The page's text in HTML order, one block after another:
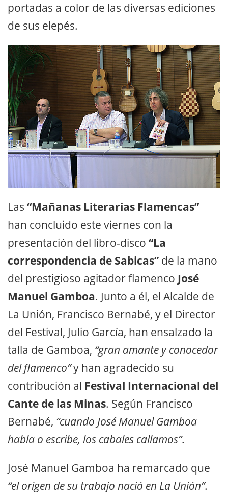
portadas a color de las diversas ediciones
de sus elepés.
Las “Mañanas Literarias Flamencas”
han concluido este viernes con la
presentación del libro-disco “La
correspondencia de Sabicas” de la mano
del prestigioso agitador flamenco José
Manuel Gamboa. Junto a él, el Alcalde de
La Unión, Francisco Bernabé, y el Director
del Festival, Julio García, han ensalzado la
talla de Gamboa, “gran amante y conocedor
del flamenco”y han agradecido su
contribución al Festival Internacional del
Cante de las Minas. Según Francisco
Bernabé, “cuando José Manuel Gamboa
habla o escribe, los cabales callamos”.
José Manuel Gamboa ha remarcado que
“el origen de su trabajo nació en La Unión”.